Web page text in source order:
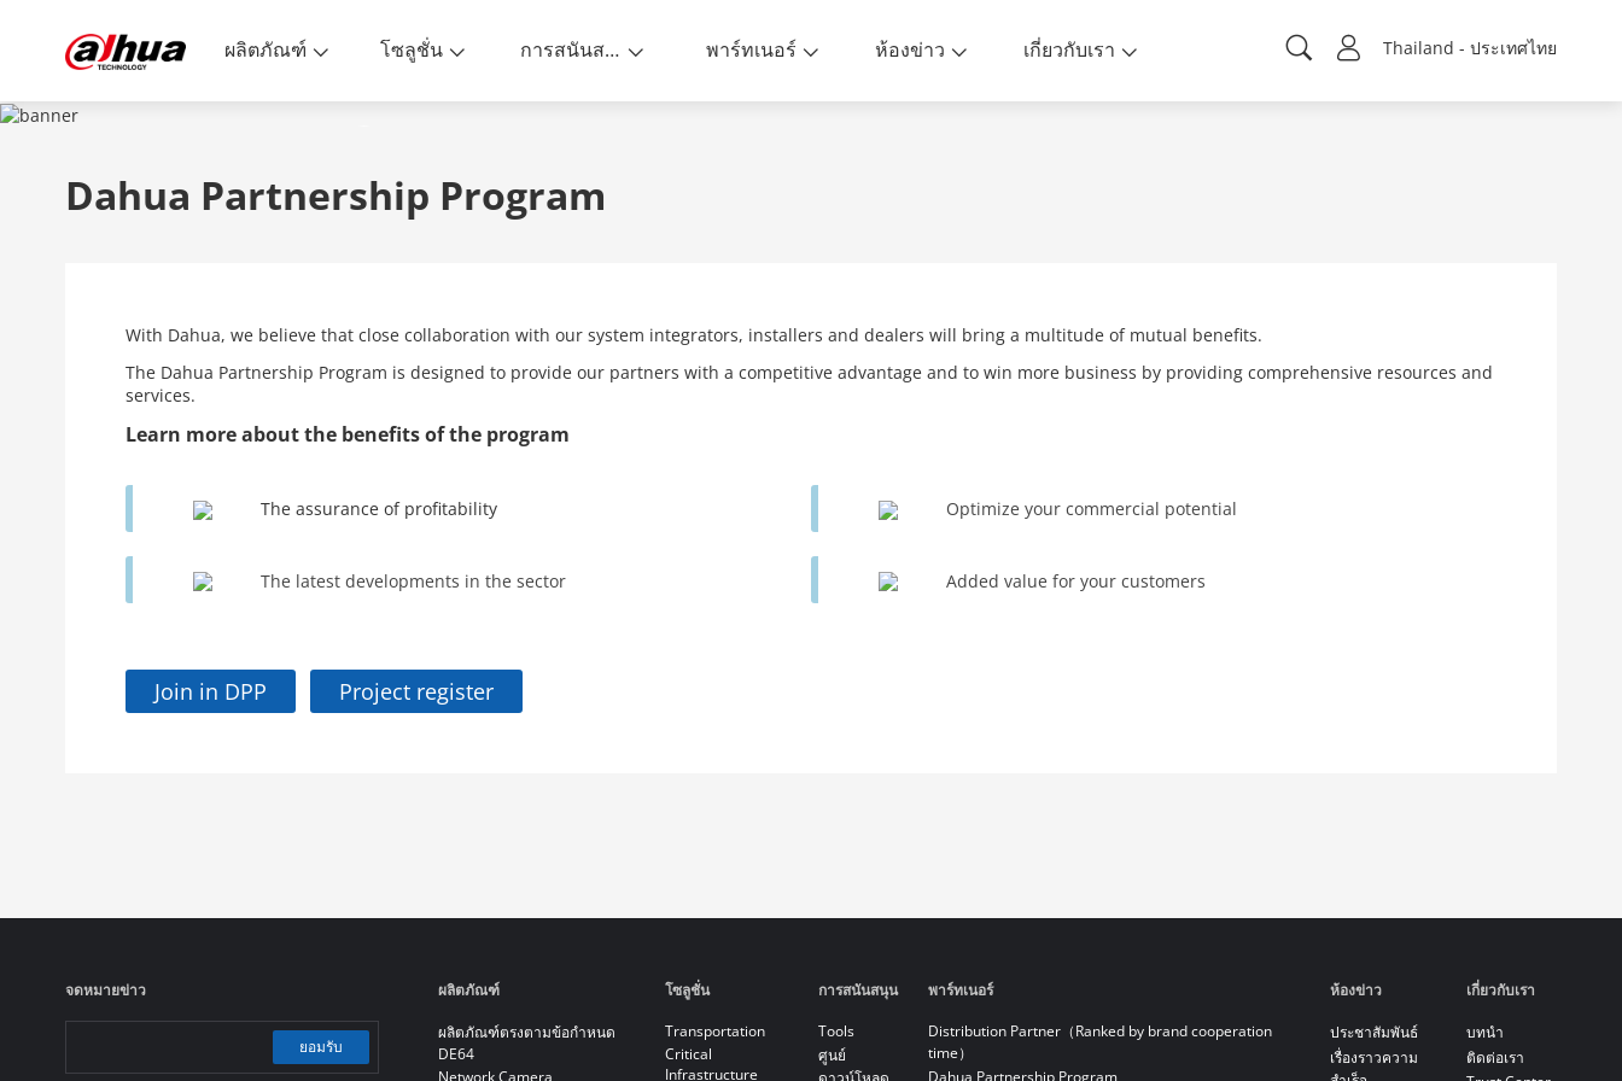
Thailand - ประเทศไทย
ผลิตภัณฑ์ โซลูชั่น การสนันสนุน พาร์ทเนอร์ ห้องข่าว เกี่ยวกับเรา
PARTNERS
Enabling a Safer Society and Smarter Living
Dahua Partnership Program
With Dahua, we believe that close collaboration with our system integrators, installers and dealers will bring a multitude of mutual benefits.
The Dahua Partnership Program is designed to provide our partners with a competitive advantage and to win more business by providing comprehensive resources and
services.
Learn more about the benefits of the program
The assurance of profitability Optimize your commercial potential
The latest developments in the sector Added value for your customers
Join in DPP Project register
จดหมายข่าว
ยอมรับ
ผลิตภัณฑ์
ผลิตภัณฑ์ตรงตามข้อกำหนด
DE64
โซลูชั่น
Transportation
Critical
Infrastructure
การสนันสนุน
Tools
ศูนย์
พาร์ทเนอร์
Distribution Partner（Ranked by brand cooperation
time）
ห้องข่าว
ประชาสัมพันธ์
เรื่องราวความ
เกี่ยวกับเรา
บทนำ
ติดต่อเรา